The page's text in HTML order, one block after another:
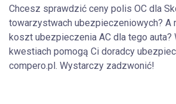
Chcesz sprawdzić ceny polis OC dla
towarzystwach ubezpieczeniowych? A
koszt ubezpieczenia AC dla tego auta?
kwestiach pomogą Ci doradcy
compero.pl. Wystarczy zadzwonić!